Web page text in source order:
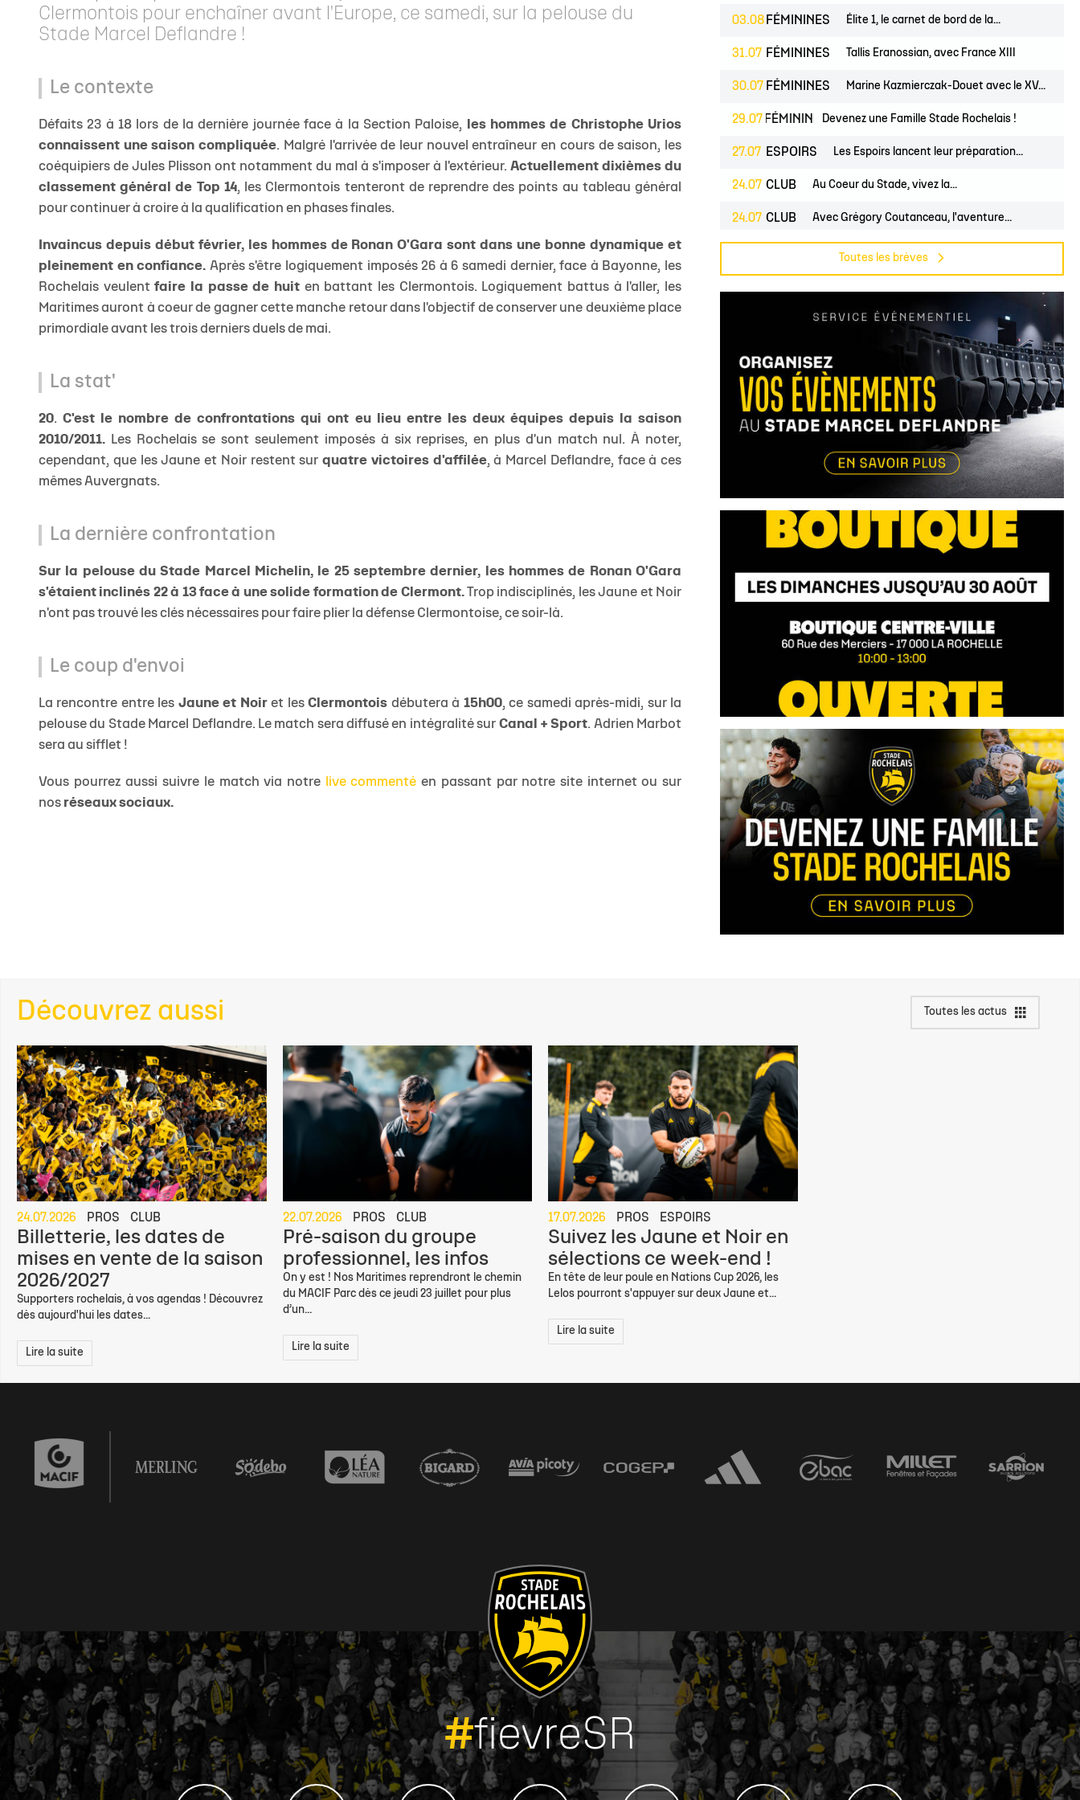
Clermontois pour enchaîner avant l'Europe, ce samedi, sur la pelouse du
Stade Marcel Deflandre !
Le contexte
Défaits 23 à 18 lors de la dernière journée face à la Section Paloise,
les hommes de Christophe Urios
connaissent une saison compliquée. Malgré l'arrivée de leur nouvel entraîneur en cours de saison, les
coéquipiers de Jules Plisson ont notamment du mal à s'imposer à l'extérieur. Actuellement dixièmes du
classement général de Top 14, les Clermontois tenteront de reprendre des points au tableau général
pour continuer à croire à la qualification en phases finales.
Invaincus depuis début février, les hommes de Ronan O'Gara sont dans une bonne dynamique et
pleinement en confiance. Après s'être logiquement imposés 26 à 6 samedi dernier, face à Bayonne, les
Rochelais veulentfaire la passe de huit en battant les Clermontois. Logiquement battus à l'aller, les
Maritimes auront à coeur de gagner cette manche retour dans l'objectif de conserver une deuxième place
primordiale avant les trois derniers duels de mai.
La stat'
20.C'est le nombre de confrontations qui ont eu lieu entre les deux équipes depuis la saison
2010/2011. Les Rochelais se sont seulement imposés à six reprises, en plus d'un match nul. À noter,
cependant, que les Jaune et Noir restent sur quatre victoires d'affilée, à Marcel Deflandre, face à ces
mêmes Auvergnats.
La dernière confrontation
Sur la pelouse du Stade Marcel Michelin, le 25 septembre dernier, les hommes de Ronan O'Gara
s'étaient inclinés 22 à 13 face à une solide formation de Clermont.Trop indisciplinés, les Jaune et Noir
n'ont pas trouvé les clés nécessaires pour faire plier la défense Clermontoise, ce soir-là.
Le coup d'envoi
La rencontre entre les Jaune et Noiret lesClermontois débutera à 15h00, ce samedi après-midi, sur la
pelouse du Stade Marcel Deflandre. Le match sera diffusé en intégralité sur Canal + Sport. Adrien Marbot
sera au sifflet !
Vous pourrez aussi suivre le match via notre live commenté en passant par notre site internet ou sur
nos réseaux sociaux.
03.08 FÉMININES Élite 1, le carnet de bord de la...
31.07 FÉMININES Tallis Eranossian, avec France XIII
30.07 FÉMININES Marine Kazmierczak-Douet avec le XV...
29.07
JEUNES FÉMININES CLUBDevenez une Famille Stade Rochelais !
27.07 ESPOIRS Les Espoirs lancent leur préparation...
24.07 CLUB Au Coeur du Stade, vivez la...
24.07 CLUB Avec Grégory Coutanceau, l'aventure...
Billetterie, les dates de mises en...
Toutes les brèves
Découvrez aussi Toutes les actus
24.07.2026 PROS CLUB
Billetterie, les dates de
mises en vente de la saison
2026/2027
Supporters rochelais, à vos agendas ! Découvrez
dès aujourd'hui les dates...
Lire la suite
22.07.2026 PROS CLUB
Pré-saison du groupe
professionnel, les infos
On y est ! Nos Maritimes reprendront le chemin
du MACIF Parc dès ce jeudi 23 juillet pour plus
d’un...
Lire la suite
17.07.2026 PROS ESPOIRS
Suivez les Jaune et Noir en
sélections ce week-end !
En tête de leur poule en Nations Cup 2026, les
Lelos pourront s'appuyer sur deux Jaune et...
Lire la suite
#fievreSR